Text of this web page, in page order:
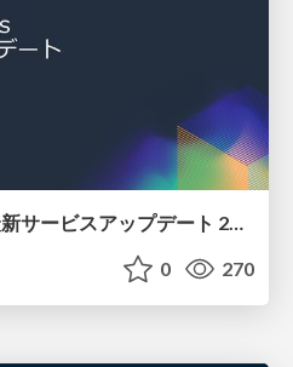
AWS Media Services 最新サービスアップデート 2022
0 270